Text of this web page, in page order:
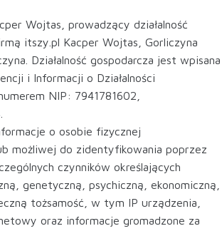
Wojtas, prowadzący działalność
itszy.pl Kacper Wojtas, Gorliczyna
Działalność gospodarcza jest wpisana
i Informacji o Działalności
NIP: 7941781602,
o osobie fizycznej
możliwej do zidentyfikowania poprzez
czynników określających
genetyczną, psychiczną, ekonomiczną,
tożsamość, w tym IP urządzenia,
oraz informacje gromadzone za